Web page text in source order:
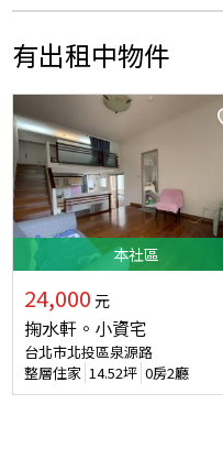
有出租中物件
本社區
24,000 元
掬水軒。小資宅
台北市北投區泉源路
整層住家 14.52坪 0房2廳